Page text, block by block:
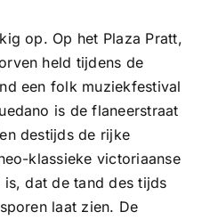
op. Op het Plaza Pratt,
held tijdens de
een folk muziekfestival
is de flaneerstraat
destijds de rijke
klassieke victoriaanse
is, dat de tand des tijds
laat zien. De